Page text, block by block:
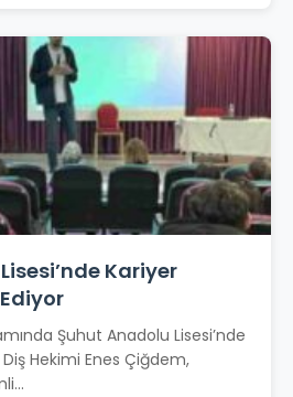
Kariyer
Şuhut Anadolu Lisesi’nde
Hekimi Enes Çiğdem,